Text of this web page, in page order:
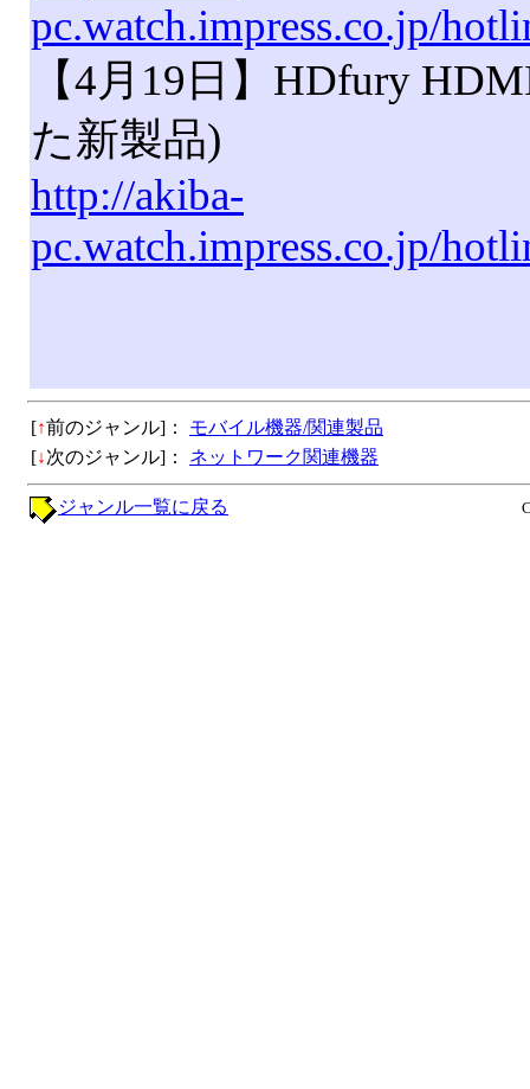
pc.watch.impress.co.jp/
【4月19日】HDfury
た新製品)
http://akiba-
pc.watch.impress.co.jp/
[↑前のジャンル]：
モバイル機器/関連製品
[↓次のジャンル]： ネットワーク関連機器
ジャンル一覧に戻る